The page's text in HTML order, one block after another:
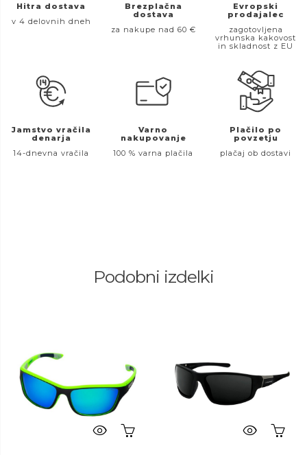
Hitra dostava
v 4 delovnih dneh
Brezplačna
dostava
za nakupe nad 60 €
Evropski
prodajalec
zagotovljena
vrhunska kakovost
in skladnost z EU
Jamstvo vračila
denarja
14-dnevna vračila
Varno
nakupovanje
100 % varna plačila
Plačilo po
povzetju
plačaj ob dostavi
Podobni izdelki